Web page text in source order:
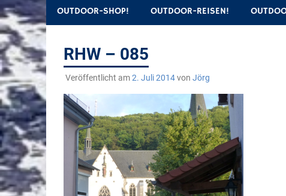
OUTDOOR-SHOP! OUTDOOR-REISEN!
RHW – 085
Veröffentlicht am2. Juli 2014von Jörg